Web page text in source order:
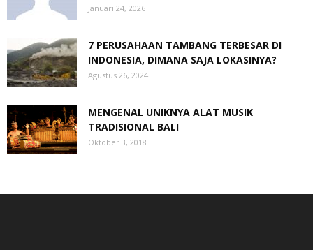
Januari 24, 2026
7 PERUSAHAAN TAMBANG TERBESAR DI
INDONESIA, DIMANA SAJA LOKASINYA?
Agustus 26, 2024
MENGENAL UNIKNYA ALAT MUSIK
TRADISIONAL BALI
Oktober 3, 2018